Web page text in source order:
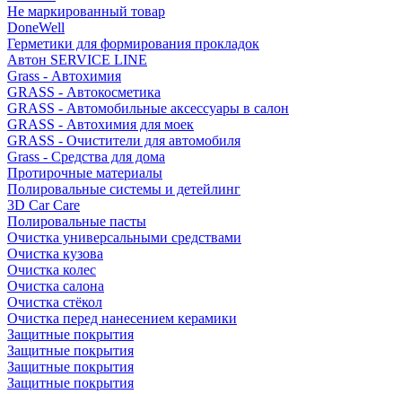
Не маркированный товар
DoneWell
Герметики для формирования прокладок
Автон SERVICE LINE
Grass - Автохимия
GRASS - Автокосметика
GRASS - Автомобильные аксессуары в салон
GRASS - Автохимия для моек
GRASS - Очистители для автомобиля
Grass - Средства для дома
Протирочные материалы
Полировальные системы и детейлинг
3D Car Care
Полировальные пасты
Очистка универсальными средствами
Очистка кузова
Очистка колес
Очистка салона
Очистка стёкол
Очистка перед нанесением керамики
Защитные покрытия
Защитные покрытия
Защитные покрытия
Защитные покрытия